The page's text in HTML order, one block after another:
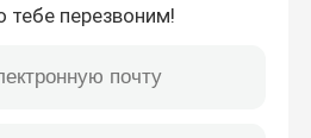
перезвоним!